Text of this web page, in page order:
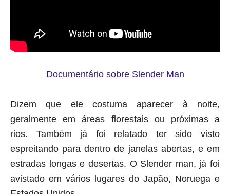
Documentário sobre Slender Man
Dizem que ele costuma aparecer à noite,
geralmente em áreas florestais ou próximas a
rios. Também já foi relatado ter sido visto
espreitando para dentro de janelas abertas, e em
estradas longas e desertas. O Slender man, já foi
avistado em vários lugares do Japão, Noruega e